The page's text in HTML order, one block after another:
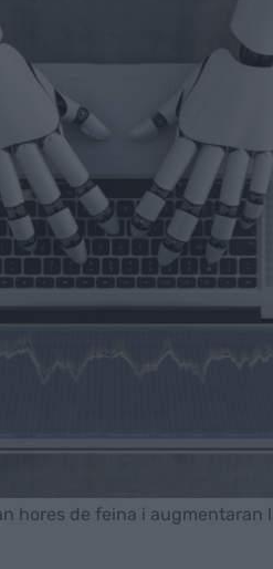
hores de feina i augmentaran